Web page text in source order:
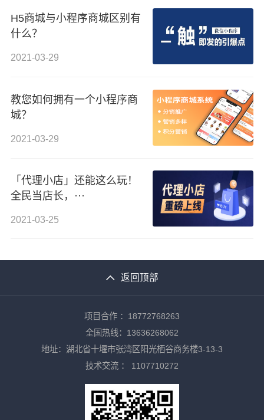
H5商城与小程序商城区别有
什么？
2021-03-29
教您如何拥有一个小程序商
城？
2021-03-29
「代理小店」还能这么玩！
全民当店长，···
2021-03-25
返回顶部
项目合作 ：18772768263
全国热线：13636268062
地址：湖北省十堰市张湾区阳光栖谷商务楼3-13-3
技术交流 ： 1107710272